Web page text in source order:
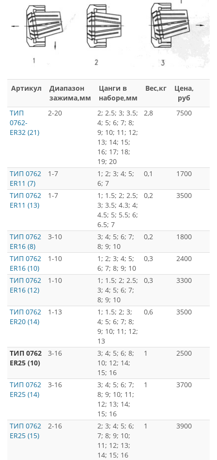
Артикул
Диапазон
зажима,мм
Цанги в
наборе,мм
Вес,кг
Цена,
руб
ТИП
0762-
ER32 (21)
2-20
2; 2.5; 3; 3.5;
4; 5; 6; 7; 8;
9; 10; 11; 12;
13; 14; 15;
16; 17; 18;
19; 20
2,8 7500
ТИП 0762
ER11 (7)
1-7
1; 2; 3; 4; 5;
6; 7
0,1 1700
ТИП 0762
ER11 (13)
1-7
1; 1.5; 2; 2.5;
3; 3.5; 4.3; 4;
4.5; 5; 5.5; 6;
6.5; 7
0,2 3500
ТИП 0762
ER16 (8)
3-10
3; 4; 5; 6; 7;
8; 9; 10
0,2 1800
ТИП 0762
ER16 (10)
1-10
1; 2; 3; 4; 5;
6; 7; 8; 9; 10
0,3 2400
ТИП 0762
ER16 (12)
1-10
1; 1.5; 2; 2.5;
3; 4; 5; 6; 7;
8; 9; 10
0,3 3300
ТИП 0762
ER20 (14)
1-13
1; 1.5; 2; 3;
4; 5; 6; 7; 8;
9; 10; 11; 12;
13
0,6 3500
ТИП 0762
ER25 (10)
3-16
3; 4; 5; 6; 8;
10; 12; 14;
15; 16
1 2500
ТИП 0762
ER25 (14)
3-16
3; 4; 5; 6; 7;
8; 9; 10; 11;
12; 13; 14;
15; 16
1 3700
ТИП 0762
ER25 (15)
2-16
2; 3; 4; 5; 6;
7; 8; 9; 10;
11; 12; 13;
14; 15; 16
1 3900